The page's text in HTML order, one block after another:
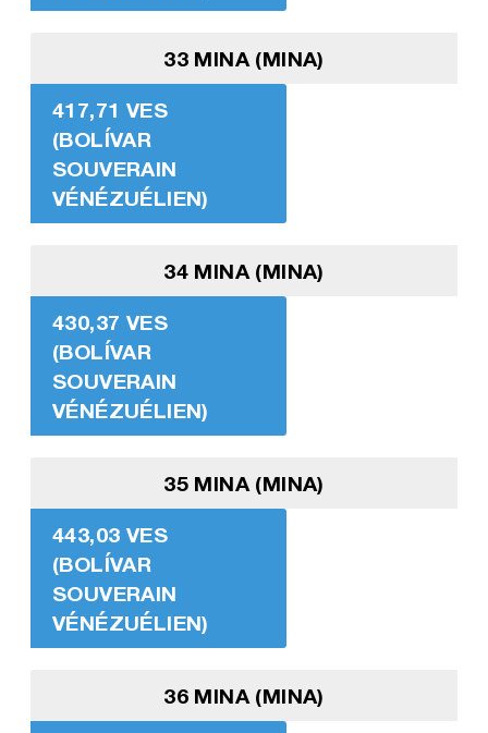
33 MINA (MINA)
417,71 VES
(BOLÍVAR
SOUVERAIN
VÉNÉZUÉLIEN)
34 MINA (MINA)
430,37 VES
(BOLÍVAR
SOUVERAIN
VÉNÉZUÉLIEN)
35 MINA (MINA)
443,03 VES
(BOLÍVAR
SOUVERAIN
VÉNÉZUÉLIEN)
36 MINA (MINA)